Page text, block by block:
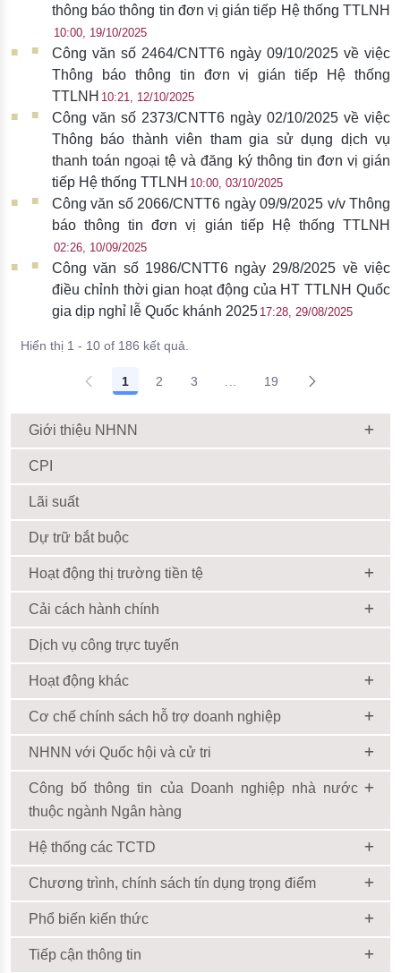
thông báo thông tin đơn vị gián tiếp Hệ thống TTLNH
10:00, 19/10/2025
Công văn số 2464/CNTT6 ngày 09/10/2025 về việc
Thông báo thông tin đơn vị gián tiếp Hệ thống
TTLNH 10:21, 12/10/2025
Công văn số 2373/CNTT6 ngày 02/10/2025 về việc
Thông báo thành viên tham gia sử dụng dịch vụ
thanh toán ngoại tệ và đăng ký thông tin đơn vị gián
tiếp Hệ thống TTLNH 10:00, 03/10/2025
Công văn số 2066/CNTT6 ngày 09/9/2025 v/v Thông
báo thông tin đơn vị gián tiếp Hệ thống TTLNH
02:26, 10/09/2025
Công văn số 1986/CNTT6 ngày 29/8/2025 về việc
điều chỉnh thời gian hoạt động của HT TTLNH Quốc
gia dịp nghỉ lễ Quốc khánh 2025 17:28, 29/08/2025
Hiển thị 1 - 10 of 186 kết quả.
1 2 3 19
Giới thiệu NHNN
CPI
Lãi suất
Dự trữ bắt buộc
Hoạt động thị trường tiền tệ
Cải cách hành chính
Dịch vụ công trực tuyến
Hoạt động khác
Cơ chế chính sách hỗ trợ doanh nghiệp
NHNN với Quốc hội và cử tri
Công bố thông tin của Doanh nghiệp nhà nước
thuộc ngành Ngân hàng
Hệ thống các TCTD
Chương trình, chính sách tín dụng trọng điểm
Phổ biến kiến thức
Tiếp cận thông tin